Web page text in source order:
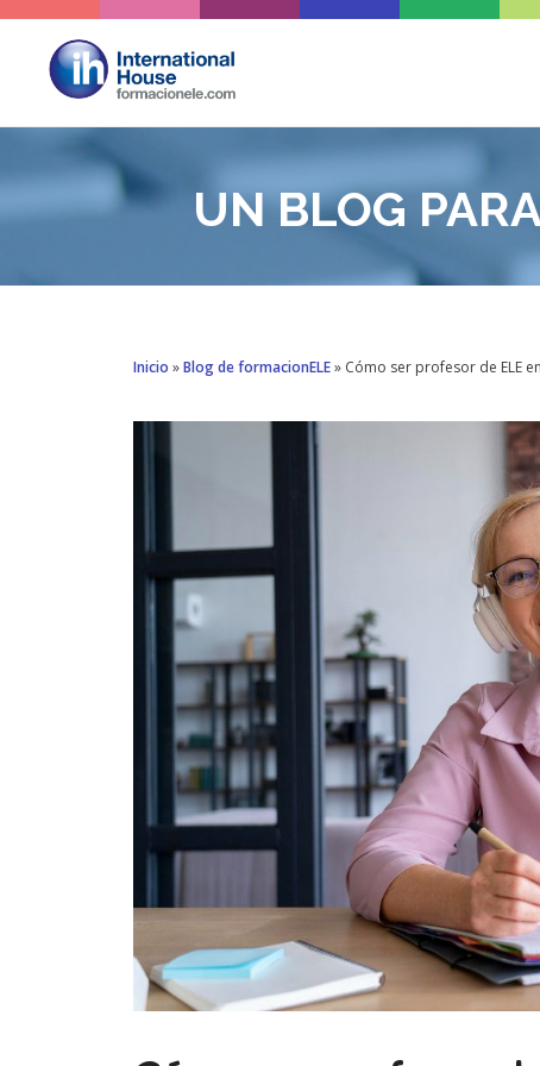
Saltar
contenido
UN BLOG
Inicio »Blog de formacionELE» Cómo ser profesor de ELE